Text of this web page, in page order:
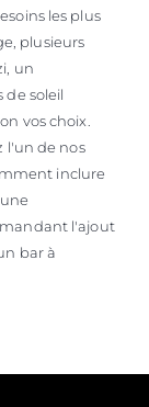
les plus
plusieurs
un
soleil
vos choix.
l'un de nos
inclure
l'ajout
bar à